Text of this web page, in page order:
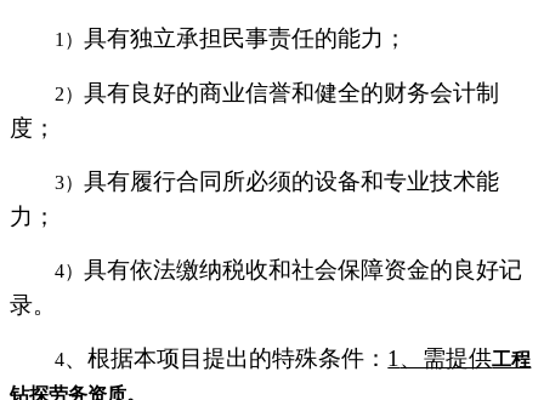
1）具有独立承担民事责任的能力；
2）具有良好的商业信誉和健全的财务会计制
度；
3）具有履行合同所必须的设备和专业技术能
力；
4）具有依法缴纳税收和社会保障资金的良好记
录。
4、根据本项目提出的特殊条件： 1 、需提供工程
钻探劳务资质。